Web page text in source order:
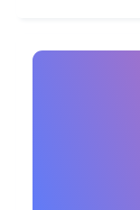
키로 인식해버